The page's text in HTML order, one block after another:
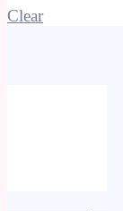
Clear